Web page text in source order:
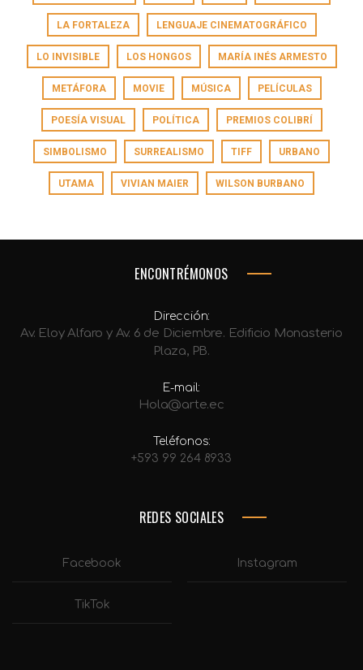
LA FORTALEZA LENGUAJE CINEMATOGRÁFICO
LO INVISIBLE LOS HONGOS MARÍA INÉS ARMESTO
METÁFORA MOVIE MÚSICA PELÍCULAS
POESÍA VISUAL POLÍTICA PREMIOS COLIBRÍ
SIMBOLISMO SURREALISMO TIFF URBANO
UTAMA VIVIAN MAIER WILSON BURBANO
ENCONTRÉMONOS
Dirección:
Av. Eloy Alfaro y Av. 6 de Diciembre. Edificio Monasterio
Plaza, PB.
E-mail:
Hola@arte.ec
Teléfonos:
+593 99 264 8933
REDES SOCIALES
Facebook
TikTok
Instagram